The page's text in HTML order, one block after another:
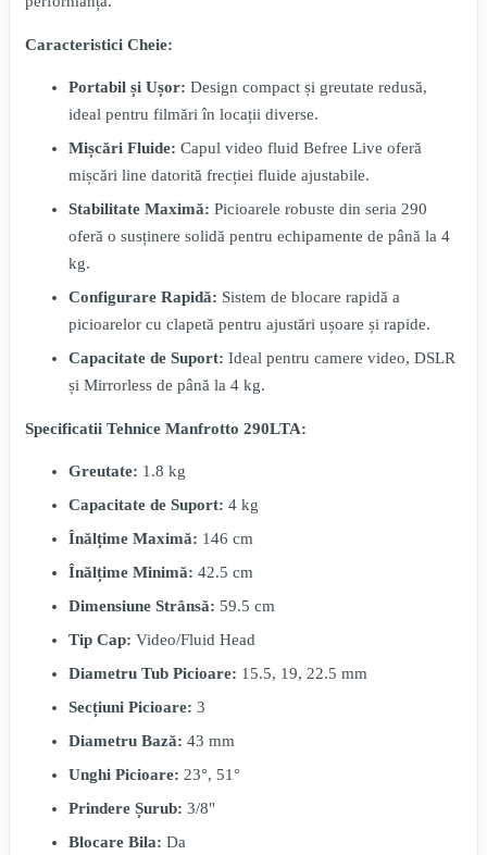
Caracteristici Cheie:
Portabil și Ușor: Design compact și greutate redusă,
ideal pentru filmări în locații diverse.
Mișcări Fluide: Capul video fluid Befree Live oferă
mișcări line datorită frecției fluide ajustabile.
Stabilitate Maximă: Picioarele robuste din seria 290
oferă o susținere solidă pentru echipamente de până la 4
kg.
Configurare Rapidă: Sistem de blocare rapidă a
picioarelor cu clapetă pentru ajustări ușoare și rapide.
Capacitate de Suport: Ideal pentru camere video, DSLR
și Mirrorless de până la 4 kg.
Specificatii Tehnice Manfrotto 290LTA:
Greutate: 1.8 kg
Capacitate de Suport: 4 kg
Înălțime Maximă: 146 cm
Înălțime Minimă: 42.5 cm
Dimensiune Strânsă: 59.5 cm
Tip Cap: Video/Fluid Head
Diametru Tub Picioare: 15.5, 19, 22.5 mm
Secțiuni Picioare: 3
Diametru Bază: 43 mm
Unghi Picioare: 23°, 51°
Prindere Șurub: 3/8"
Blocare Bila: Da